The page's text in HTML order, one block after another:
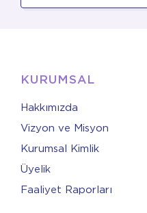
KURUMSAL
Hakkımızda
Vizyon ve Misyon
Kurumsal Kimlik
Üyelik
Faaliyet Raporları